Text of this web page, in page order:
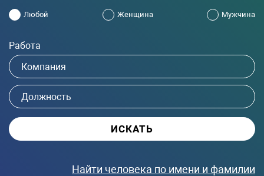
Любой Женщина Мужчина
Работа
Найти человека по имени и фамилии